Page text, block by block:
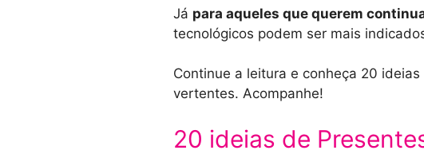
Já para aqueles que querem
tecnológicos podem ser mais
Continue a leitura e conheça 20
vertentes. Acompanhe!
20 ideias de